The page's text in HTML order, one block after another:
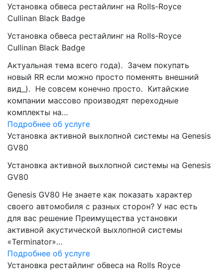
Установка обвеса рестайлинг на Rolls-Royce
Cullinan Black Badge
Установка обвеса рестайлинг на Rolls-Royce
Cullinan Black Badge
Актуальная тема всего года). Зачем покупать
новый RR если можно просто поменять внешний
вид_). Не совсем конечно просто. Китайские
компании массово производят переходные
комплекты на…
Подробнее об услуге
Установка активной выхлопной системы на Genesis
GV80
Установка активной выхлопной системы на Genesis
GV80
Genesis GV80 Не знаете как показать характер
своего автомобиля с разных сторон? У нас есть
для вас решение Преимущества установки
активной акустической выхлопной системы
«Terminator»…
Подробнее об услуге
Установка рестайлинг обвеса на Rolls Royce